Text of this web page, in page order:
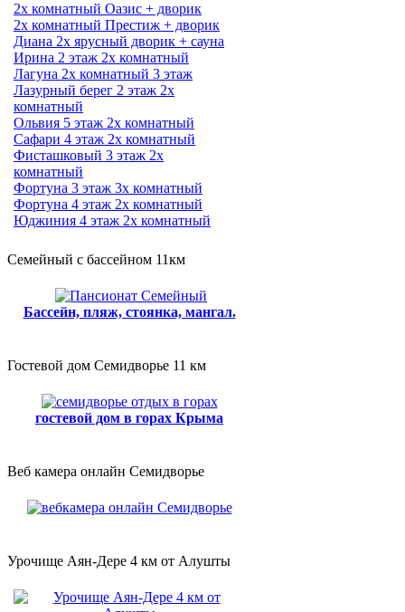
2х комнатный Оазис + дворик
2х комнатный Престиж + дворик
Диана 2х ярусный дворик + сауна
Ирина 2 этаж 2х комнатный
Лагуна 2х комнатный 3 этаж
Лазурный берег 2 этаж 2х
комнатный
Ольвия 5 этаж 2х комнатный
Сафари 4 этаж 2х комнатный
Фисташковый 3 этаж 2х
комнатный
Фортуна 3 этаж 3х комнатный
Фортуна 4 этаж 2х комнатный
Юджиния 4 этаж 2х комнатный
Семейный с бассейном 11км
Бассейн, пляж, стоянка, мангал.
Гостевой дом Семидворье 11 км
гостевой дом в горах Крыма
Веб камера онлайн Семидворье
Урочище Аян-Дере 4 км от Алушты